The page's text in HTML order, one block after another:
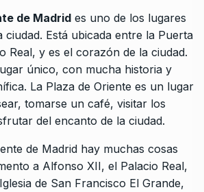
de Madrid es uno de los lugares
ciudad. Está ubicada entre la Puerta
Real, y es el corazón de la ciudad.
único, con mucha historia y
La Plaza de Oriente es un lugar
tomarse un café, visitar los
del encanto de la ciudad.
de Madrid hay muchas cosas
a Alfonso XII, el Palacio Real,
de San Francisco El Grande,